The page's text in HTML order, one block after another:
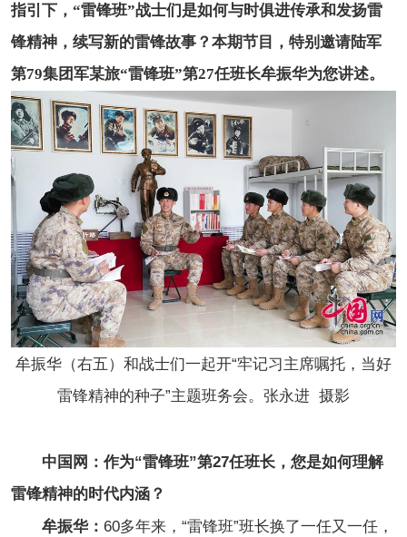
指引下，“雷锋班”战士们是如何与时俱进传承和发扬雷
锋精神，续写新的雷锋故事？本期节目，特别邀请陆军
第79集团军某旅“雷锋班”第27任班长牟振华为您讲述。
牟振华（右五）和战士们一起开“牢记习主席嘱托，当好
雷锋精神的种子”主题班务会。张永进 摄影
中国网：作为“雷锋班”第27任班长，您是如何理解
雷锋精神的时代内涵？
牟振华： 60多年来，“雷锋班”班长换了一任又一任，